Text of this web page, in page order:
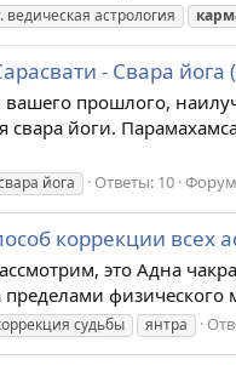
астрология
- Свара йога
прошлого,
йоги.
йога Ответы: 10
коррекции всех
это Адна
судьбы янтра